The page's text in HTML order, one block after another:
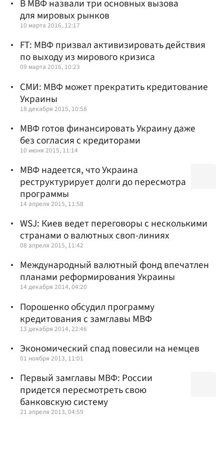
В МВФ назвали три основных вызова
для мировых рынков
10 марта 2016, 12:17
FT: МВФ призвал активизировать действия
по выходу из мирового кризиса
09 марта 2016, 10:23
СМИ: МВФ может прекратить кредитование
Украины
18 декабря 2015, 10:58
МВФ готов финансировать Украину даже
без согласия с кредиторами
10 июня 2015, 11:14
МВФ надеется, что Украина
реструктурирует долги до пересмотра
программы
14 апреля 2015, 11:58
WSJ: Киев ведет переговоры с несколькими
странами о валютных своп-линиях
08 апреля 2015, 11:42
Международный валютный фонд впечатлен
планами реформирования Украины
14 декабря 2014, 04:20
Порошенко обсудил программу
кредитования с замглавы МВФ
13 декабря 2014, 22:46
Экономический спад повесили на немцев
01 ноября 2013, 11:01
Первый замглавы МВФ: России
придется пересмотреть свою
банковскую систему
21 апреля 2013, 04:59